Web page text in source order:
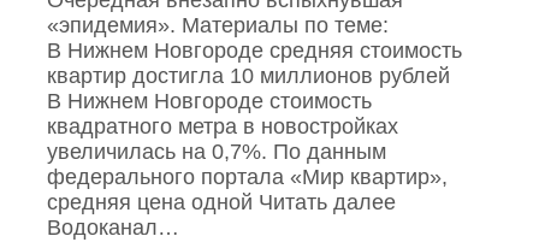
«эпидемия». Материалы по теме:
В Нижнем Новгороде средняя стоимость
квартир достигла 10 миллионов рублей
В Нижнем Новгороде стоимость
квадратного метра в новостройках
увеличилась на 0,7%. По данным
федерального портала «Мир квартир»,
средняя цена одной Читать далее
Водоканал…